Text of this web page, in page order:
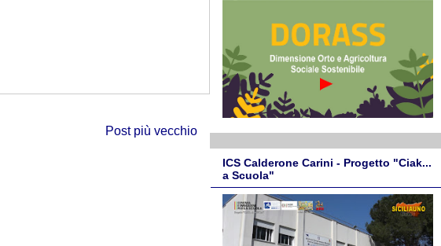
Post più vecchio
ICS Calderone Carini - Progetto "Ciak...
a Scuola"